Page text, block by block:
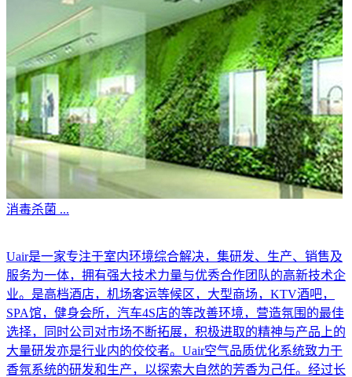
消毒杀菌 ...
Uair是一家专注于室内环境综合解决，集研发、生产、销售及
服务为一体，拥有强大技术力量与优秀合作团队的高新技术企
业。是高档酒店，机场客运等候区，大型商场，KTV酒吧，
SPA馆，健身会所，汽车4S店的等改善环境，营造氛围的最佳
选择，同时公司对市场不断拓展，积极进取的精神与产品上的
大量研发亦是行业内的佼佼者。Uair空气品质优化系统致力于
香氛系统的研发和生产，以探索大自然的芳香为己任。经过长